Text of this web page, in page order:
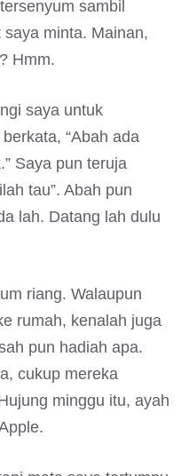
sambil
minta. Mainan,
Hmm.
saya untuk
“Abah ada
Saya pun teruja
tau”. Abah pun
lah. Datang lah dulu
riang. Walaupun
rumah, kenalah juga
pun hadiah apa.
cukup mereka
minggu itu, ayah